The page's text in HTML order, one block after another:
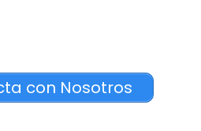
con Nosotros